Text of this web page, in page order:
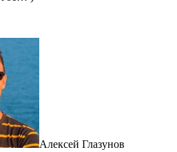
Алексей Глазунов